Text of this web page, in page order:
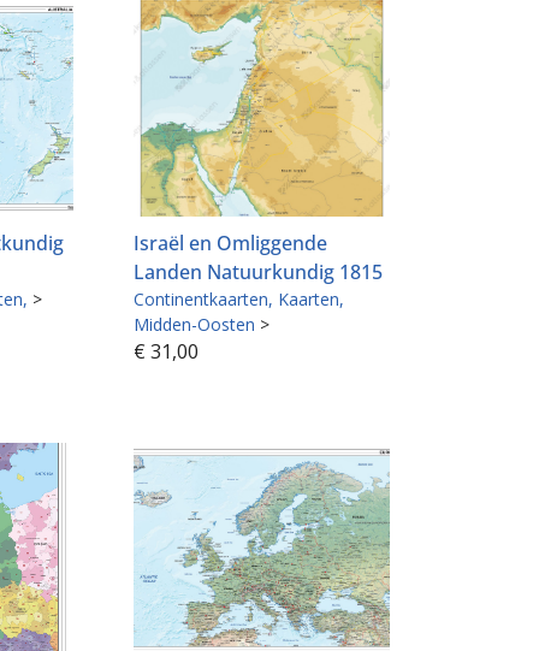
>
Israël en Omliggende
Landen Natuurkundig 1815
Continentkaarten Kaarten
Midden-Oosten >
€ 31,00